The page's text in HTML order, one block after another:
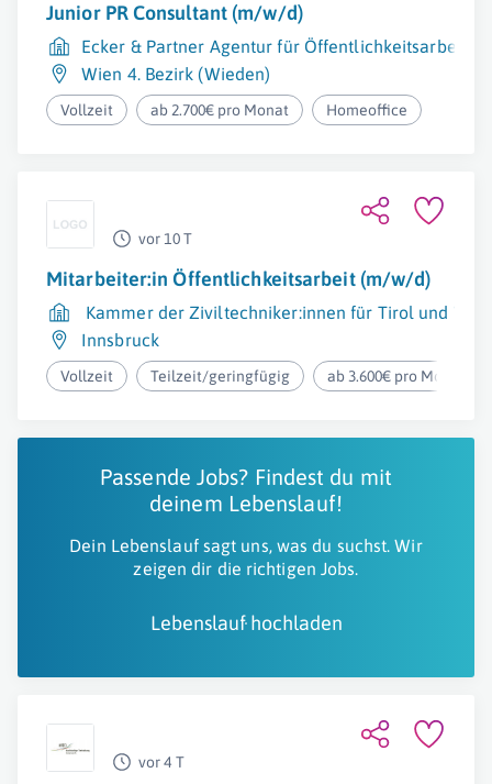
Junior PR Consultant (m/w/d)
Ecker & Partner Agentur für Öffentlichkeitsarbeit
Wien 4. Bezirk (Wieden)
Vollzeit ab 2.700€ pro Monat Homeoffice
vor 10 T
Mitarbeiter:in Öffentlichkeitsarbeit (m/w/d)
Kammer der Ziviltechniker:innen für Tirol und
Innsbruck
Vollzeit Teilzeit/geringfügig ab 3.600€ pro Monat
Passende Jobs? Findest du mit
deinem Lebenslauf!
Dein Lebenslauf sagt uns, was du suchst. Wir
zeigen dir die richtigen Jobs.
Lebenslauf hochladen
vor 4 T